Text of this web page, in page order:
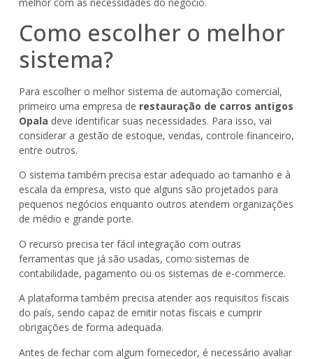
Como escolher o melhor
sistema?
Para escolher o melhor sistema de automação comercial,
primeiro uma empresa de restauração de carros antigos
Opala deve identificar suas necessidades. Para isso, vai
considerar a gestão de estoque, vendas, controle financeiro,
entre outros.
O sistema também precisa estar adequado ao tamanho e à
escala da empresa, visto que alguns são projetados para
pequenos negócios enquanto outros atendem organizações
de médio e grande porte.
O recurso precisa ter fácil integração com outras
ferramentas que já são usadas, como sistemas de
contabilidade, pagamento ou os sistemas de e-commerce.
A plataforma também precisa atender aos requisitos fiscais
do país, sendo capaz de emitir notas fiscais e cumprir
obrigações de forma adequada.
Antes de fechar com algum fornecedor, é necessário avaliar